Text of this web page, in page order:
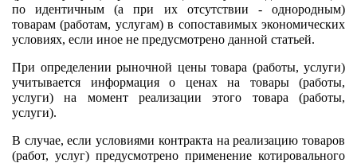
по идентичным (а при их отсутствии - однородным)
товарам (работам, услугам) в сопоставимых экономических
условиях, если иное не предусмотрено данной статьей.
При определении рыночной цены товара (работы, услуги)
учитывается информация о ценах на товары (работы,
услуги) на момент реализации этого товара (работы,
услуги).
В случае, если условиями контракта на реализацию товаров
(работ, услуг) предусмотрено применение котировального